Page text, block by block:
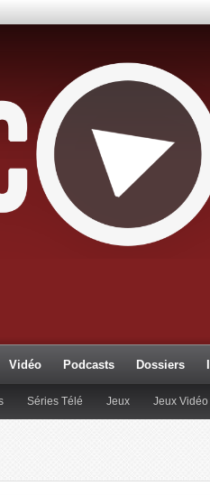
Vidéo Podcasts Dossiers
Séries Télé Jeux Jeux Vidéo